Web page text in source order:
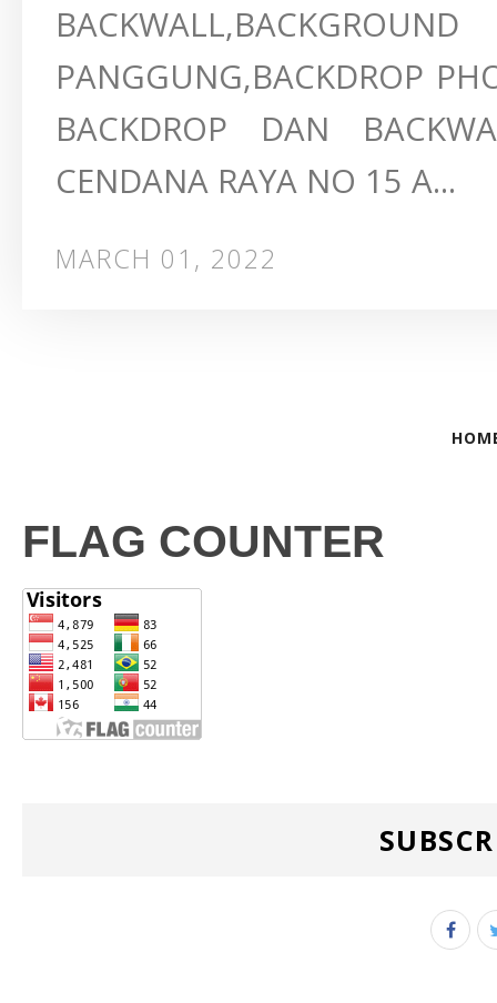
PANGGUNG,BACKDROP
BACKDROP DAN
CENDANA RAYA NO 15 A...
MARCH 01, 2022
FLAG COUNTER